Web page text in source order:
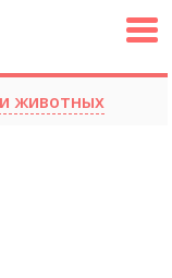
животных